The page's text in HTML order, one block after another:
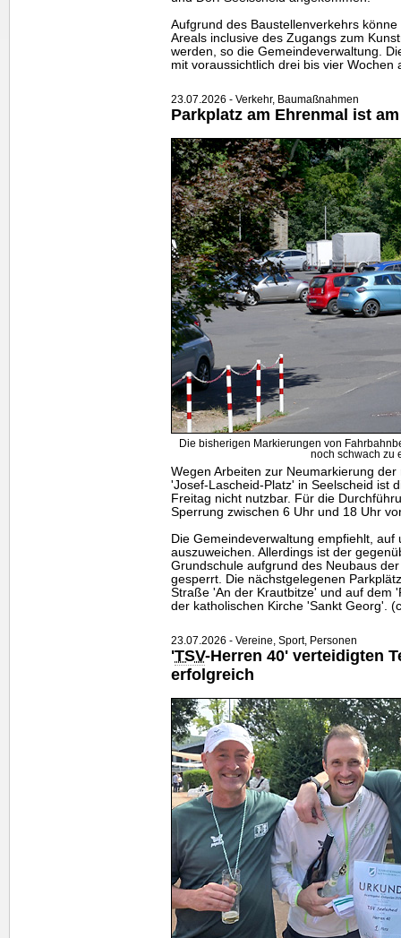
Aufgrund des Baustellenverkehrs
Areals inclusive des Zugangs zum
werden, so die Gemeindeverwaltung.
mit voraussichtlich drei bis vier Wochen
23.07.2026 - Verkehr, Baumaßnahmen
Parkplatz am Ehrenmal ist
Die bisherigen Markierungen von
noch schwach zu
Wegen Arbeiten zur Neumarkierung
'Josef-Lascheid-Platz' in Seelscheid ist
Freitag nicht nutzbar. Für die
Sperrung zwischen 6 Uhr und 18 Uhr
Die Gemeindeverwaltung empfiehlt,
auszuweichen. Allerdings ist der
Grundschule aufgrund des Neubaus
gesperrt. Die nächstgelegenen
Straße 'An der Krautbitze' und auf dem
der katholischen Kirche 'Sankt Georg'.
23.07.2026 - Vereine, Sport, Personen
'TSV-Herren 40' verteidigten
erfolgreich